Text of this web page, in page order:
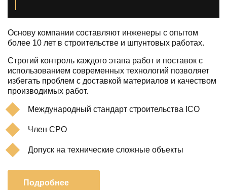
Основу компании составляют инженеры с опытом
более 10 лет в строительстве и шпунтовых работах.
Строгий контроль каждого этапа работ и поставок с
использованием современных технологий позволяет
избегать проблем с доставкой материалов и качеством
производимых работ.
Международный стандарт строительства ICO
Член СРО
Допуск на технические сложные объекты
Подробнее